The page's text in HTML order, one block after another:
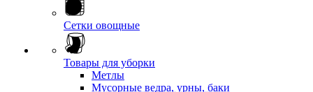
Сетки овощные
Товары для уборки
Метлы
Мусорные ведра, урны, баки